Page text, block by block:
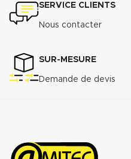
SERVICE CLIENTS
Nous contacter
SUR-MESURE
Demande de devis